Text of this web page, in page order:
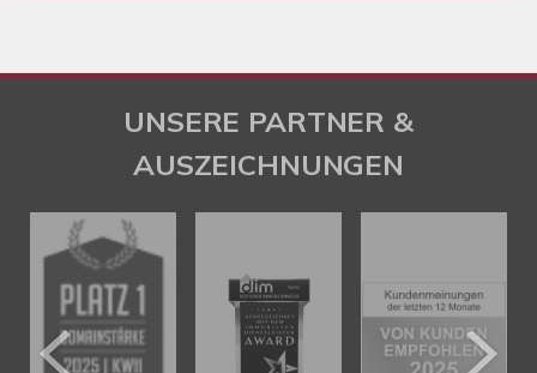
UNSERE PARTNER &
AUSZEICHNUNGEN